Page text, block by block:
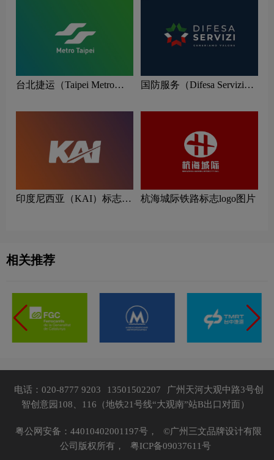
台北捷运（Taipei Metro）
国防服务（Difesa Servizi）
印度尼西亚（KAI）标志
杭海城际铁路标志logo图片
相关推荐
电话：020-8777 9203 13501502207
广州天河大观中路3号创
智创意园108、116（地铁21号线“大观南”站B出口对面）
粤公网安备：44010402001197号，
©广州三文品牌设计有限
公司版权所有，
粤ICP备09037611号